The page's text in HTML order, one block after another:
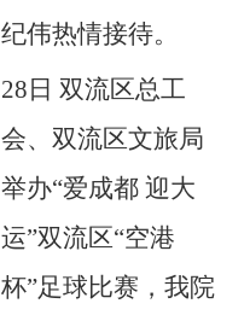
纪伟热情接待。
28日双流区总工
会、双流区文旅局
举办“爱成都 迎大
运”双流区“空港
杯”足球比赛，我院